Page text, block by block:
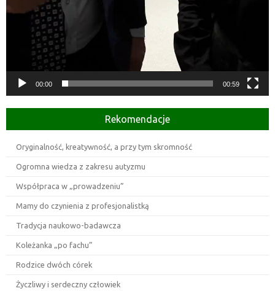
00:00 00:59
Rekomendacje
Oryginalność, kreatywność, a przy tym skromność
Ogromna wiedza z zakresu autyzmu
Współpraca w „prowadzeniu”
Mamy do czynienia z profesjonalistką
Tradycja naukowo-badawcza
Koleżanka „po fachu”
Rodzice dwóch córek
Życzliwy i serdeczny człowiek